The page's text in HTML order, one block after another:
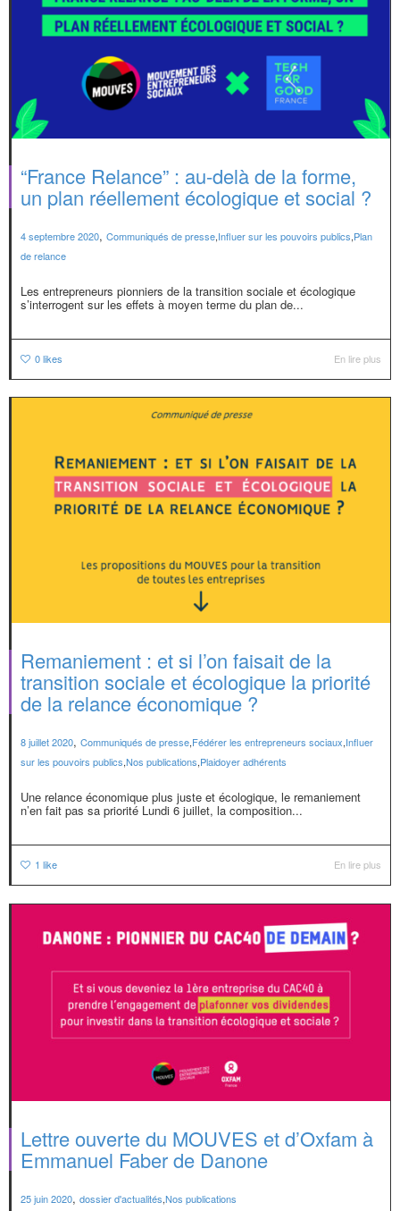
“France Relance” : au-delà de la forme,
un plan réellement écologique et social ?
4 septembre 2020, Communiqués de presse,Influer sur les pouvoirs publics,Plan
de relance
Les entrepreneurs pionniers de la transition sociale et écologique
s’interrogent sur les effets à moyen terme du plan de...
0likes En lire plus
Remaniement : et si l’on faisait de la
transition sociale et écologique la priorité
de la relance économique ?
8 juillet 2020, Communiqués de presse,Fédérer les entrepreneurs sociaux,Influer
sur les pouvoirs publics,Nos publications,Plaidoyer adhérents
Une relance économique plus juste et écologique, le remaniement
n’en fait pas sa priorité Lundi 6 juillet, la composition...
1 like En lire plus
Lettre ouverte du MOUVES et d’Oxfam à
Emmanuel Faber de Danone
25 juin 2020, dossier d'actualités,Nos publications